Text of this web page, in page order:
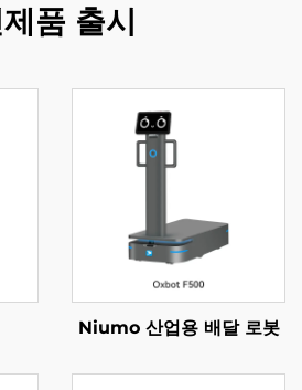
품 출시
Niumo 산업용 배달 로봇